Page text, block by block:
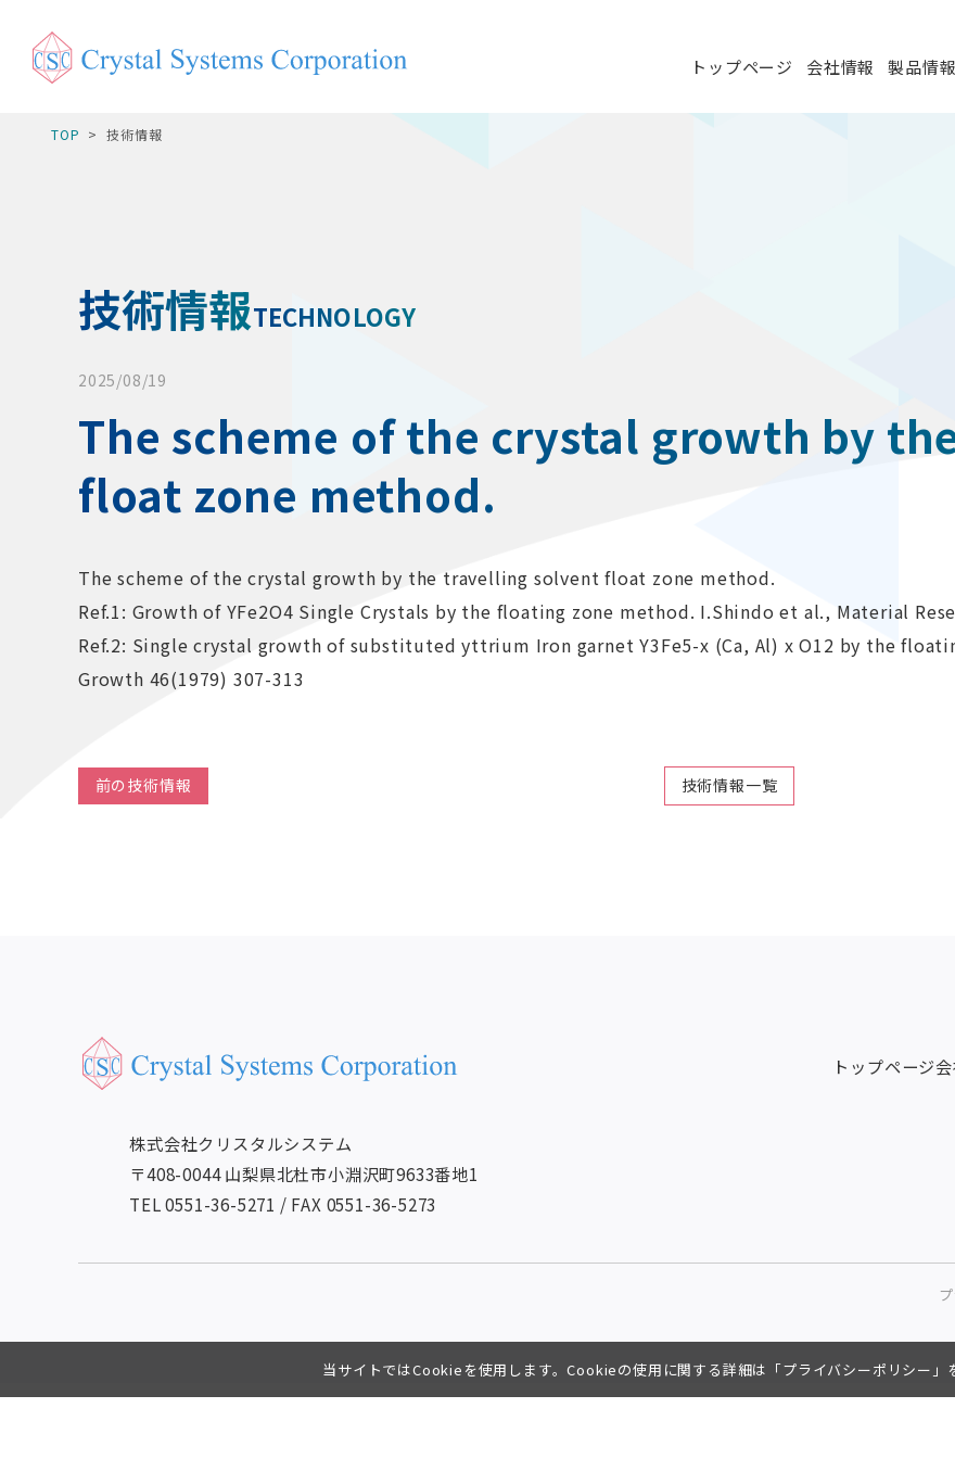
トップページ 会社情報 製品情報
当サイトではCookieを使用します。Cookieの使用に関する詳細は「プライバシーポリシー 」
TOP 技術情報
技術情報TECHNOLOGY
2025/08/19
The scheme of the crystal growth by
float zone method.
The scheme of the crystal growth by the travelling solvent float zone method.
Ref.1: Growth of YFe2O4 Single Crystals by the floating zone method. I.Shindo et al., Material
Ref.2: Single crystal growth of substituted yttrium Iron garnet Y3Fe5-x (Ca, Al) x O12 by the
Growth 46(1979) 307-313
前の技術情報 技術情報一覧
トップページ
株式会社クリスタルシステム
〒408-0044 山梨県北杜市小淵沢町9633番地1
TEL 0551-36-5271 / FAX 0551-36-5273